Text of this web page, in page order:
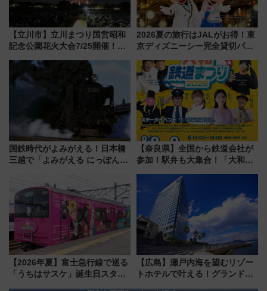
【立川市】立川まつり国営昭和
記念公園花火大会7/25開催！
混雑に要注意、その理由は
2026夏の旅行はJALがお得！東
京ディズニーシー完全貸切パー
ーン始まる 条件は「夏の国内
線に2回搭乗」
国鉄時代がよみがえる！日本橋
三越で「よみがえる にっぽんの
敬の名作写真も、駅弁フェスも
同時開催！
【奈良県】全国から鉄道会社が
参加！駅弁も大集合！「大和鉄
に開催決定
【2026年夏】富士急行線で巡る
「うちはサスケ」誕生日スタン
【広島】瀬戸内海を望むリゾー
トホテルで叶える！グランドプ